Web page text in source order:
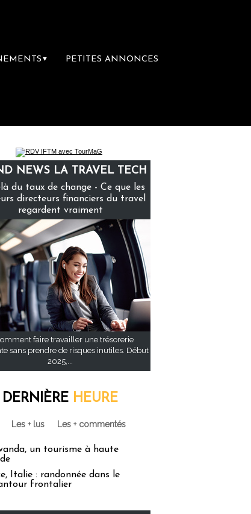
▼ PETITES ANNONCES
librairie du voyage
NEWS LA TRAVEL TECH
du taux de change - Ce que les
directeurs financiers du travel
regardent vraiment
faire travailler une trésorerie
sans prendre de risques inutiles. Début
2025,...
DERNIÈRE HEURE
Les + lus Les + commentés
un tourisme à haute
Italie : randonnée dans le
frontalier